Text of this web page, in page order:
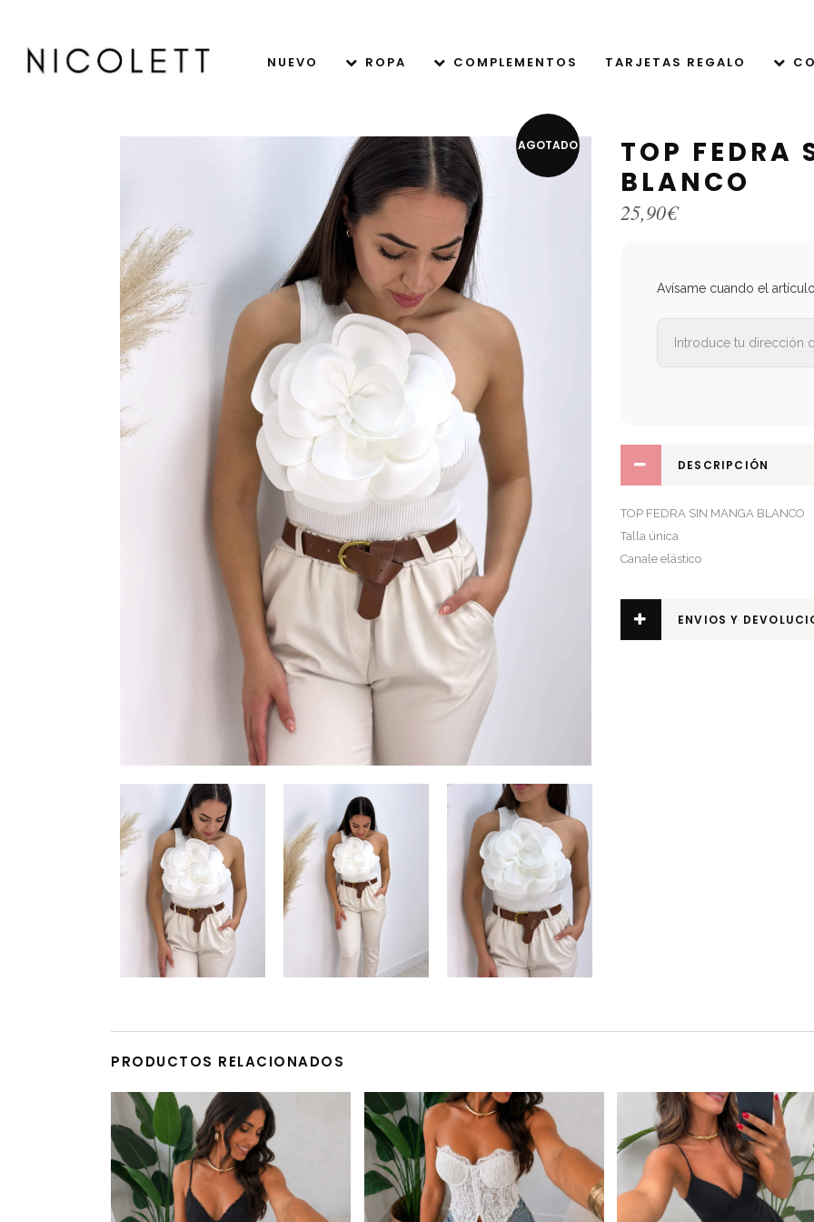
NUEVO ROPA COMPLEMENTOS TARJETAS REGALO
AGOTADO
TOP FEDRA
BLANCO
25,90€
Avísame cuando el
DESCRIPCIÓN
TOP FEDRA SIN MANGA BLANCO
Talla única
Canale elástico
ENVIOS Y
PRODUCTOS RELACIONADOS
Este producto tiene múltiples variantes. Las opciones se pueden elegir en la página de producto Este producto tiene múltiples variantes. Las opciones se pueden elegir en la página de producto